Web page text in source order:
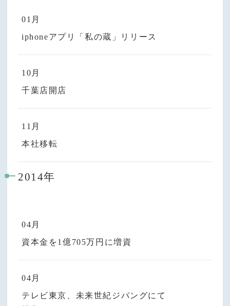
01月
iphoneアプリ「私の蔵」リリース
10月
千葉店開店
11月
本社移転
2014年
04月
資本金を1億705万円に増資
04月
テレビ東京、未来世紀ジパングにて